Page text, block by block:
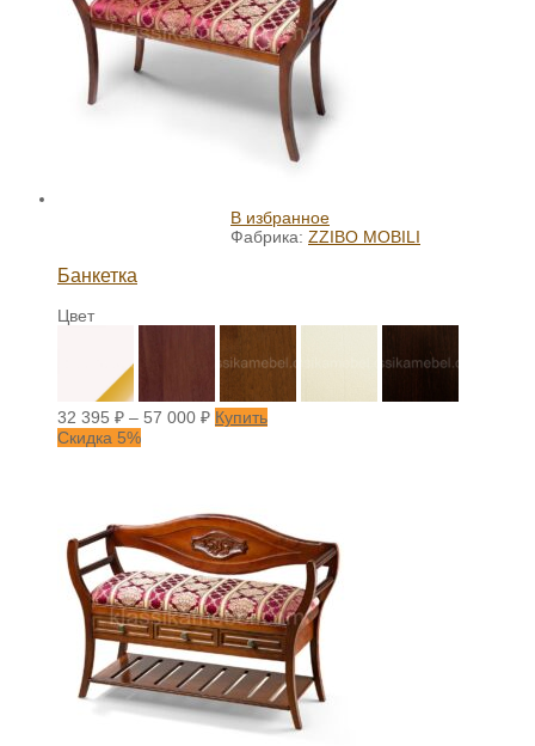
В избранное
Фабрика: ZZIBO MOBILI
Банкетка
Цвет
32 395 ₽ – 57 000 ₽ Купить
Скидка 5%